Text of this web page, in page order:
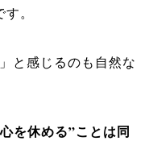
。
と感じるのも自然な
を休める”ことは同